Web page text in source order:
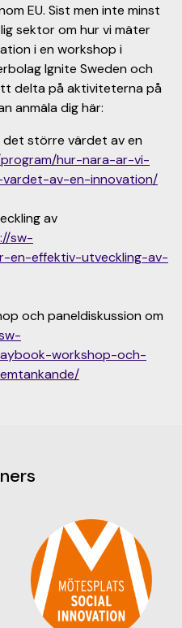
EU. Sist men inte minst
sektor om hur vi mäter
i en workshop i
Ignite Sweden och
delta på aktiviteterna på
anmäla dig här:
det större värdet av en
hur-nara-ar-vi-
av-en-innovation/
av
sw-
en-effektiv-utveckling-av-
och paneldiskussion om
workshop-och-